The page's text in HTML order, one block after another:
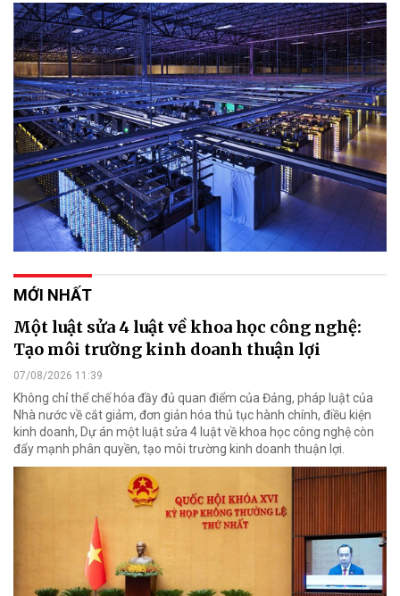
MỚI NHẤT
Một luật sửa 4 luật về khoa học công nghệ:
Tạo môi trường kinh doanh thuận lợi
07/08/2026 11:39
Không chỉ thể chế hóa đầy đủ quan điểm của Đảng, pháp luật của
Nhà nước về cắt giảm, đơn giản hóa thủ tục hành chính, điều kiện
kinh doanh, Dự án một luật sửa 4 luật về khoa học công nghệ còn
đẩy mạnh phân quyền, tạo môi trường kinh doanh thuận lợi.